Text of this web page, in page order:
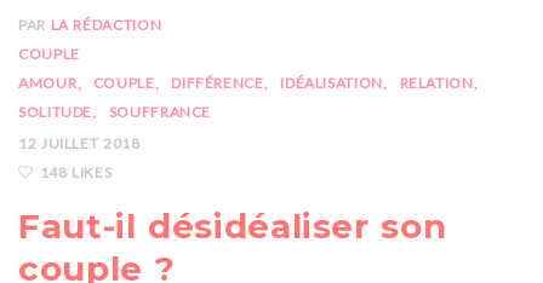
PAR LA RÉDACTION
COUPLE
AMOUR
COUPLE DIFFÉRENCE IDÉALISATION
RELATION
SOLITUDE
SOUFFRANCE
12 JUILLET 2018
148 LIKES
Faut-il désidéaliser son
couple ?